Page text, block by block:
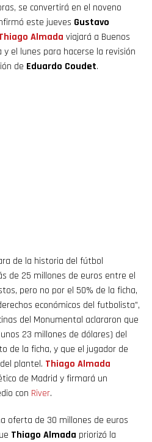
se convertirá en el noveno
este jueves Gustavo
Almada viajará a Buenos
el lunes para hacerse la revisión
de Eduardo Coudet.
de la historia del fútbol
de 25 millones de euros entre el
pero no por el 50% de la ficha,
económicos del futbolista”,
del Monumental aclararon que
23 millones de dólares) del
de la ficha, y que el jugador de
plantel. Thiago Almada
de Madrid y firmará un
con River.
oferta de 30 millones de euros
Thiago Almada priorizó la